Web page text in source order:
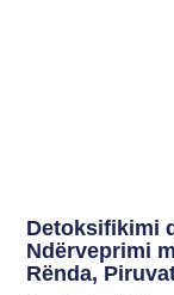
Detoksifikimi
Ndërveprimi
Rënda,